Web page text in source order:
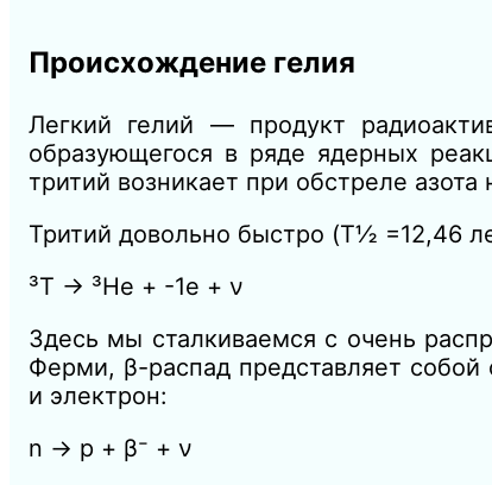
Происхождение гелия
Легкий гелий — продукт
образующегося в ряде ядерных
тритий возникает при обстреле
Тритий довольно быстро (T½ =12,46
³Т → ³Не + -1e + ν
Здесь мы сталкиваемся с очень
Ферми, β-распад представляет собой
и электрон:
n → p + β⁻ + ν